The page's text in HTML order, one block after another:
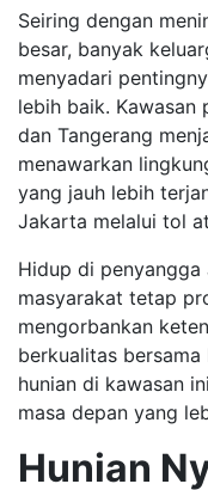
Seiring dengan
besar, banyak
menyadari
lebih baik. Kawasan
dan Tangerang
menawarkan
yang jauh lebih
Jakarta melalui tol
Hidup di
masyarakat tetap
mengorbankan
berkualitas
hunian di kawasan
masa depan yang
Hunian